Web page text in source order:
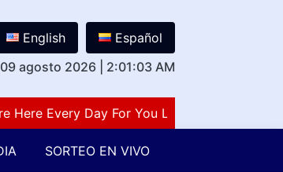
English
Español
agosto 2026
2:01:04 AM
Every Day For You Lovers Of Number
SORTEO EN VIVO